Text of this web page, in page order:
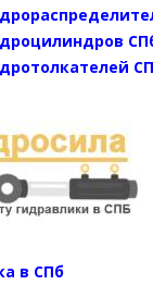
в СПб